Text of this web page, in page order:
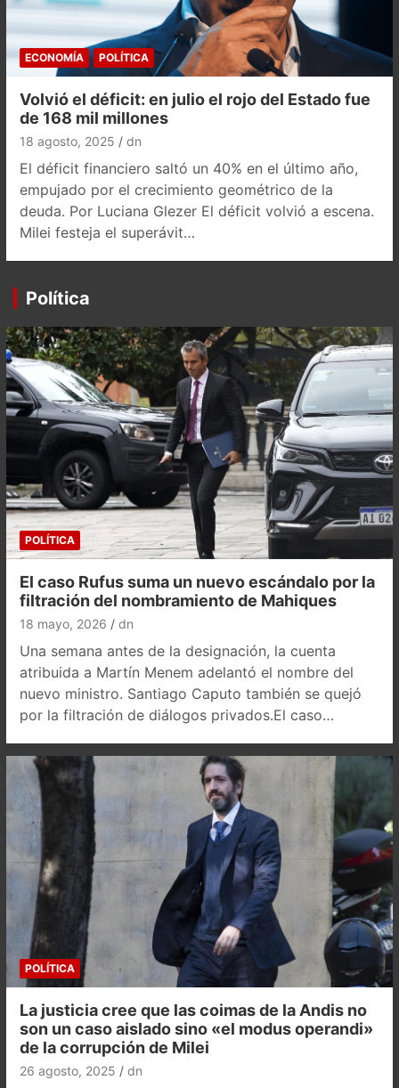
ECONOMÍA POLÍTICA
Volvió el déficit: en julio el rojo del Estado fue
de 168 mil millones
18 agosto, 2025 dn
El déficit financiero saltó un 40% en el último año,
empujado por el crecimiento geométrico de la
deuda. Por Luciana Glezer El déficit volvió a escena.
Milei festeja el superávit…
Política
POLÍTICA
El caso Rufus suma un nuevo escándalo por la
filtración del nombramiento de Mahiques
18 mayo, 2026 dn
Una semana antes de la designación, la cuenta
atribuida a Martín Menem adelantó el nombre del
nuevo ministro. Santiago Caputo también se quejó
por la filtración de diálogos privados.El caso…
POLÍTICA
La justicia cree que las coimas de la Andis no
son un caso aislado sino «el modus operandi»
de la corrupción de Milei
26 agosto, 2025 dn